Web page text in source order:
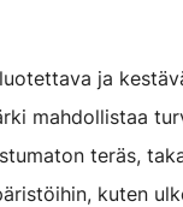
ja
mahdollistaa
teräs,
kuten